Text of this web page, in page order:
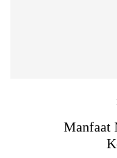
Manfaat